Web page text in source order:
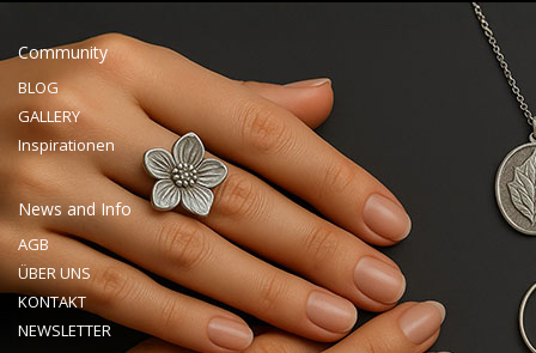
Community
BLOG
GALLERY
Inspirationen
News and Info
AGB
ÜBER UNS
KONTAKT
NEWSLETTER